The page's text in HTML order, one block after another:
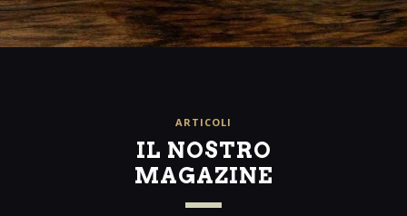
ARTICOLI
IL NOSTRO
MAGAZINE